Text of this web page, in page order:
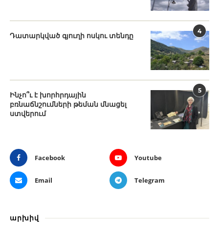
4
Դատարկված գյուղի ոսկու տենդը
5
Ինչո՞ւ է խորհրդային
բռնաճնշումների թեման մնացել
ստվերում
Facebook Youtube
Email Telegram
արխիվ